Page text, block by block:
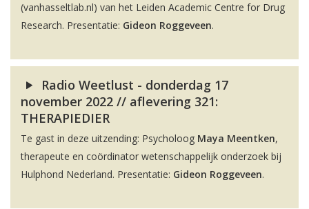
(vanhasseltlab.nl) van het Leiden Academic Centre for Drug
Research. Presentatie: Gideon Roggeveen.
Radio Weetlust - donderdag 17
november 2022 // aflevering 321:
THERAPIEDIER
Te gast in deze uitzending: Psycholoog Maya Meentken,
therapeute en coördinator wetenschappelijk onderzoek bij
Hulphond Nederland. Presentatie: Gideon Roggeveen.